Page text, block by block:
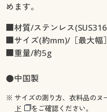
めます。
■材質/ステンレス
■サイズ(約mm)/［最大幅
■重量/約5g
●中国製
※ サイズの測り方、衣料品のヌ
ド
をご確認ください。